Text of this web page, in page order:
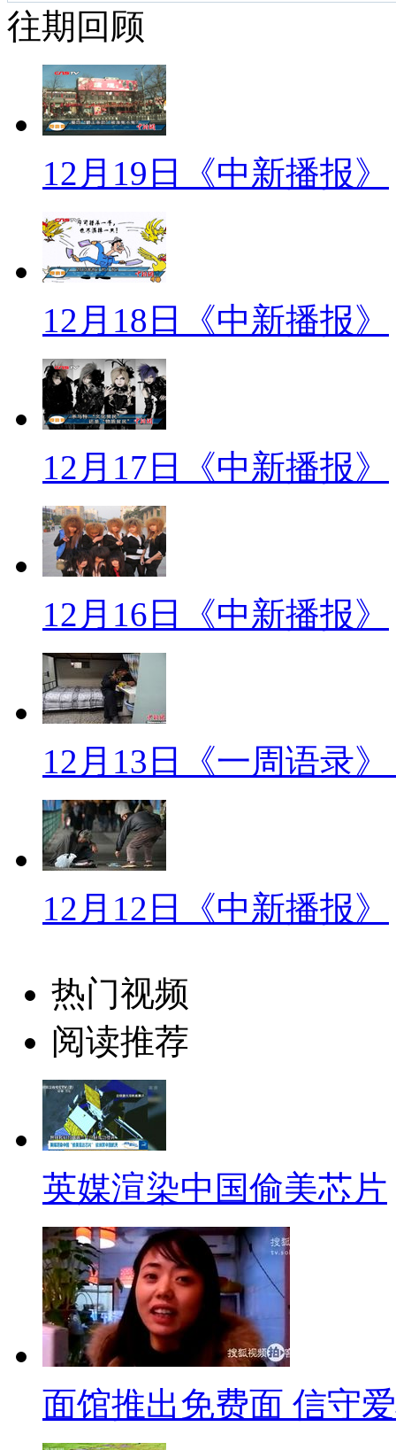
之妙在于形式和内容上的冲突感
代感十足的语言情景，很能营
峰回路转之际充满突兀的幽默
共鸣，不少网友把自己的心态
了“星座版”、“雾霾版”、“明星
雅，但是一巴掌产生的“错位感
能让人笑得出来吗？今天的一
脸？。
【片花】
【口播】错位是喜剧创作的
形象不相符、人与周围环境不相
很好的例子，王宝强与徐峥两
同，产生出错位，笑料不断。
【泰囧片段】
【口播】在很多的错位方式当
位。在现实生活中，也会发生
的冲击和颠覆，好不好笑呢？我
语录一：“你个白痴。”
【解说】12月15日凌晨，有
的处理依据，于是向广西玉林
通过私信回复“你个白痴”，引
由代岗民警擅自发布，已对当
不过，博白交警大队大队长也
实，不管交警回复“你个白痴”
复“你妈是不是去世了”一样，
映了公权部门工作人员的职业
员，交警的一举一动可不简单
形象！
【口播】妈妈教育小孩子的时
想法可谓是从小灌输 、根深蒂
得到的却是一记响亮亮的耳光
一样吧，用手捂着右脸，一脸
你的不对啊，警察叔叔那么忙
人员也忙得平日都回不了家的呢
语录二：“公务人员下班不回
【解说】12月17日，网名为“
一名教师，老公是一名公务员
往期回顾
12月19日《中新播报》
12月18日《中新播报》
12月17日《中新播报》
12月16日《中新播报》
12月13日《一周语录
12月12日《中新播报》
热门视频
阅读推荐
英媒渲染中国偷美芯片
面馆推出免费面 信守